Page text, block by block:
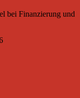
bei Finanzierung und